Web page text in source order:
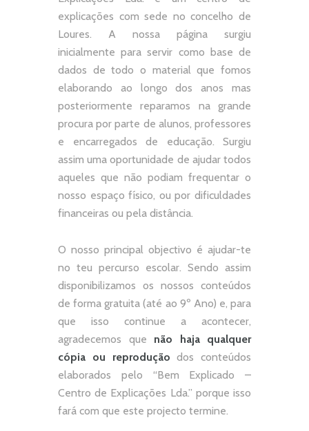
explicações com sede no concelho de
Loures. A nossa página surgiu
inicialmente para servir como base de
dados de todo o material que fomos
elaborando ao longo dos anos mas
posteriormente reparamos na grande
procura por parte de alunos, professores
e encarregados de educação. Surgiu
assim uma oportunidade de ajudar todos
aqueles que não podiam frequentar o
nosso espaço físico, ou por dificuldades
financeiras ou pela distância.
O nosso principal objectivo é ajudar-te
no teu percurso escolar. Sendo assim
disponibilizamos os nossos conteúdos
de forma gratuita (até ao 9º Ano) e, para
que isso continue a acontecer,
agradecemos que não
haja qualquer
cópia ou reprodução dos conteúdos
elaborados pelo “Bem Explicado –
Centro de Explicações Lda.” porque isso
fará com que este projecto termine.